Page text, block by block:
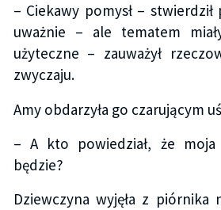
– Ciekawy pomysł –
uważnie – ale tematem
użyteczne – zauważył
zwyczaju.
Amy obdarzyła go czarującym
– A kto powiedział, że
będzie?
Dziewczyna wyjęła z piórnika